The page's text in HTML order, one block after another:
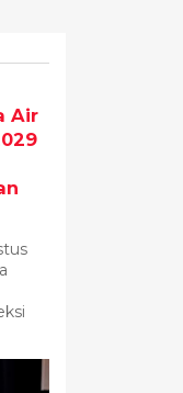
Air